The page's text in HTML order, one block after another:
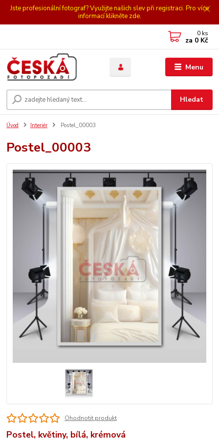
Jste profesionální fotograf? Využijte našich slev při registraci. Pro více
informací klikněte zde.
Menu
Hledat
0 ks
za 0 Kč
Úvod Interiér Postel_00003
Postel_00003
Ohodnotit produkt
Postel, květiny, bílá, krémová